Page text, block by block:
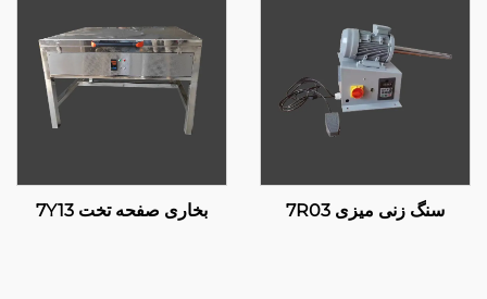
سنگ زنی میزی 7R03 بخاری صفحه تخت 7Y13